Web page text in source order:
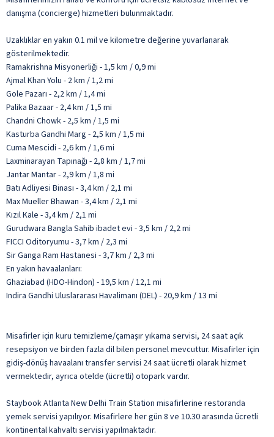
danışma (concierge) hizmetleri bulunmaktadır.
Uzaklıklar en yakın 0.1 mil ve kilometre değerine yuvarlanarak
gösterilmektedir.
Ramakrishna Misyonerliği - 1,5 km / 0,9 mi
Ajmal Khan Yolu - 2 km / 1,2 mi
Gole Pazarı - 2,2 km / 1,4 mi
Palika Bazaar - 2,4 km / 1,5 mi
Chandni Chowk - 2,5 km / 1,5 mi
Kasturba Gandhi Marg - 2,5 km / 1,5 mi
Cuma Mescidi - 2,6 km / 1,6 mi
Laxminarayan Tapınağı - 2,8 km / 1,7 mi
Jantar Mantar - 2,9 km / 1,8 mi
Batı Adliyesi Binası - 3,4 km / 2,1 mi
Max Mueller Bhawan - 3,4 km / 2,1 mi
Kızıl Kale - 3,4 km / 2,1 mi
Gurudwara Bangla Sahib ibadet evi - 3,5 km / 2,2 mi
FICCI Oditoryumu - 3,7 km / 2,3 mi
Sir Ganga Ram Hastanesi - 3,7 km / 2,3 mi
En yakın havaalanları:
Ghaziabad (HDO-Hindon) - 19,5 km / 12,1 mi
Indira Gandhi Uluslararası Havalimanı (DEL) - 20,9 km / 13 mi
Misafirler için kuru temizleme/çamaşır yıkama servisi, 24 saat açık
resepsiyon ve birden fazla dil bilen personel mevcuttur. Misafirler için
gidiş-dönüş havaalanı transfer servisi 24 saat ücretli olarak hizmet
vermektedir, ayrıca otelde (ücretli) otopark vardır.
Staybook Atlanta New Delhi Train Station misafirlerine restoranda
yemek servisi yapılıyor. Misafirlere her gün 8 ve 10.30 arasında ücretli
kontinental kahvaltı servisi yapılmaktadır.